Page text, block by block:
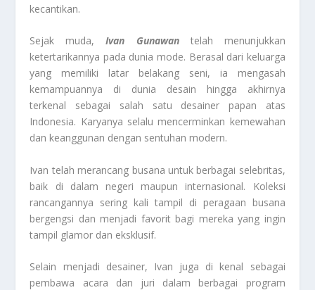
kecantikan.
Sejak muda,Ivan Gunawantelah menunjukkan
ketertarikannya pada dunia mode. Berasal dari keluarga
yang memiliki latar belakang seni, ia mengasah
kemampuannya di dunia desain hingga akhirnya
terkenal sebagai salah satu desainer papan atas
Indonesia. Karyanya selalu mencerminkan kemewahan
dan keanggunan dengan sentuhan modern.
Ivan telah merancang busana untuk berbagai selebritas,
baik di dalam negeri maupun internasional. Koleksi
rancangannya sering kali tampil di peragaan busana
bergengsi dan menjadi favorit bagi mereka yang ingin
tampil glamor dan eksklusif.
Selain menjadi desainer, Ivan juga di kenal sebagai
pembawa acara dan juri dalam berbagai program